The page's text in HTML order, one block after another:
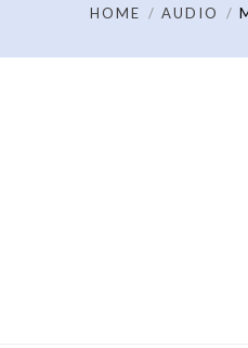
HOME AUDIO